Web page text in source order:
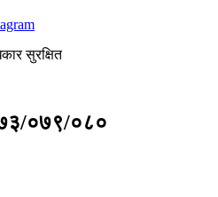
सुरक्षित
०७९/०८०